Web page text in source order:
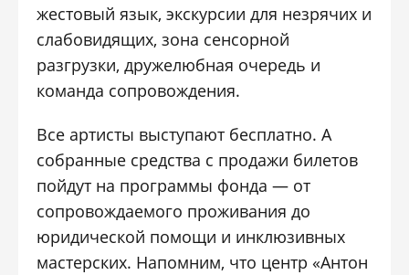
жестовый язык, экскурсии для незрячих и
слабовидящих, зона сенсорной
разгрузки, дружелюбная очередь и
команда сопровождения.
Все артисты выступают бесплатно. А
собранные средства с продажи билетов
пойдут на программы фонда — от
сопровождаемого проживания до
юридической помощи и инклюзивных
мастерских. Напомним, что центр «Антон